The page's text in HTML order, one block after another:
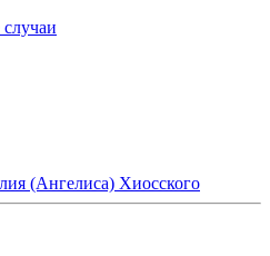
(Ангелиса) Хиосского